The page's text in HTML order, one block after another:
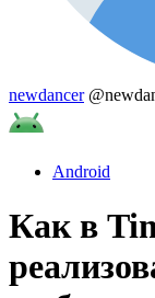
newdancer
Android
Как в